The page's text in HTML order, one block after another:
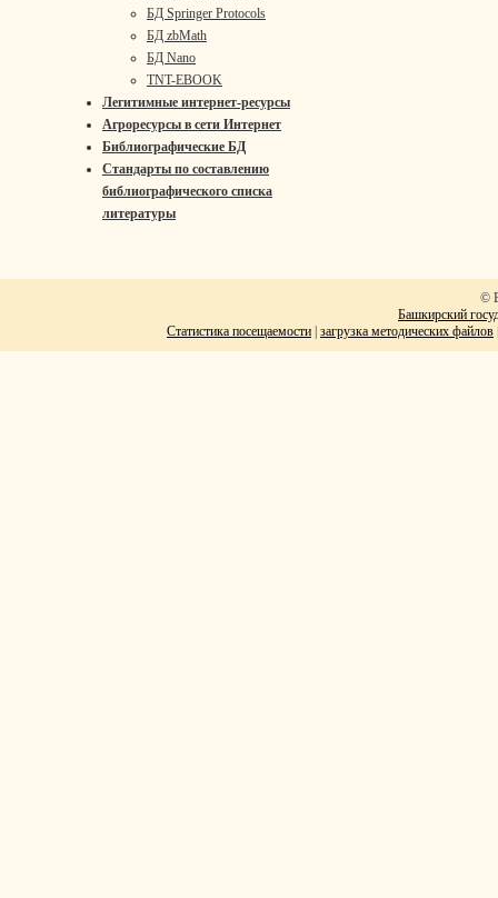
БД Springer Protocols
БД zbMath
БД Nano
TNT-EBOOK
Легитимные интернет-ресурсы
Агроресурсы в сети Интернет
Библиографические БД
Стандарты по составлению
библиографического списка
литературы
©
Башкирский
Статистика посещаемости загрузка методических файлов